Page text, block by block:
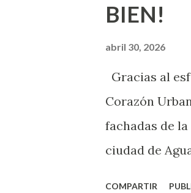
nuevo que
como
cuando
BIEN!
abril 30, 2026
Gracias al
Corazón
fachadas de
ciudad de
COMPARTIR